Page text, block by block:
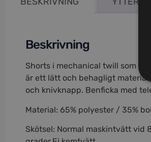
Beskrivning
Shorts i mechanical twill som
är ett lätt och behagligt material
och knivknapp. Benficka med
Material: 65% polyester / 35%
Skötsel: Normal maskintvätt vid